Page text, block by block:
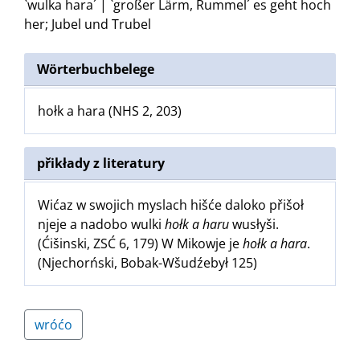
`wulka hara´ | `großer Lärm, Rummel´ es geht hoch
her; Jubel und Trubel
Wörterbuchbelege
hołk a hara (NHS 2, 203)
přikłady z literatury
Wićaz w swojich myslach hišće daloko přišoł
njeje a nadobo wulki hołk a haruwusłyši.
(Ćišinski, ZSĆ 6, 179) W Mikowje jehołk a hara.
(Njechorński, Bobak-Wšudźebył 125)
wróćo